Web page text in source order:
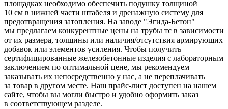
площадках необходимо обеспечить подушку толщиной
10 см в нижней части штабеля и дренажную систему для
предотвращения затопления. На заводе "Эгида-Бетон"
мы предлагаем конкурентные цены на трубы тс в зависимости
от их размера, толщины или наличия/отсутствия армирующих
добавок или элементов усиления. Чтобы получить
сертифицированные железобетонные изделия с лабораторным
заключением по оптимальной цене, мы рекомендуем
заказывать их непосредственно у нас, а не переплачивать
за товар в другом месте. Наш прайс-лист доступен на нашем
сайте, чтобы вы могли быстро и удобно оформить заказ
в соответствующем разделе.